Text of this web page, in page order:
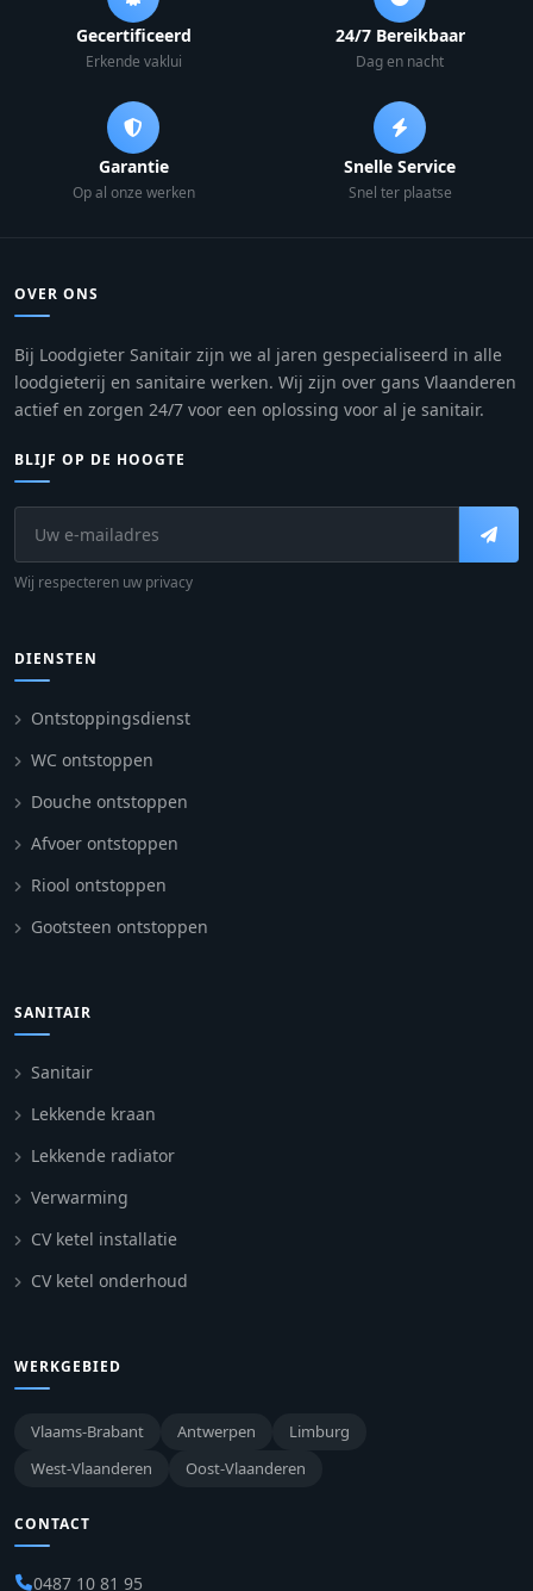
Gecertificeerd
Erkende vaklui
24/7 Bereikbaar
Dag en nacht
Garantie
Op al onze werken
Snelle Service
Snel ter plaatse
OVER ONS
Bij Loodgieter Sanitair zijn we al jaren gespecialiseerd in alle
loodgieterij en sanitaire werken. Wij zijn over gans Vlaanderen
actief en zorgen 24/7 voor een oplossing voor al je sanitair.
BLIJF OP DE HOOGTE
Wij respecteren uw privacy
DIENSTEN
Ontstoppingsdienst
WC ontstoppen
Douche ontstoppen
Afvoer ontstoppen
Riool ontstoppen
Gootsteen ontstoppen
SANITAIR
Sanitair
Lekkende kraan
Lekkende radiator
Verwarming
CV ketel installatie
CV ketel onderhoud
WERKGEBIED
Vlaams-Brabant Antwerpen
Limburg
West-Vlaanderen
Oost-Vlaanderen
CONTACT
0487 10 81 95